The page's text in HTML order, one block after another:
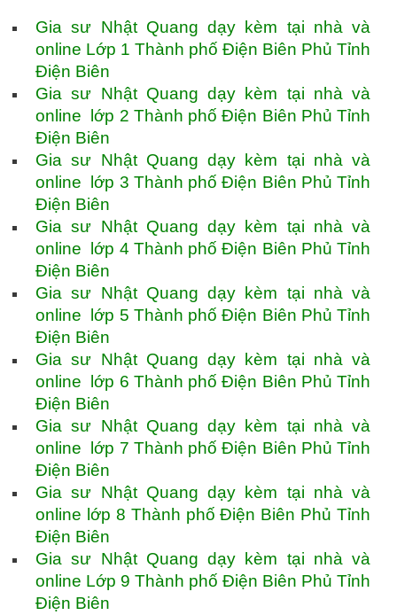
Gia sư Nhật Quang dạy kèm tại nhà và
online Lớp 1 Thành phố Điện Biên Phủ Tỉnh
Điện Biên
Gia sư Nhật Quang dạy kèm tại nhà và
online lớp 2 Thành phố Điện Biên Phủ Tỉnh
Điện Biên
Gia sư Nhật Quang dạy kèm tại nhà và
online lớp 3 Thành phố Điện Biên Phủ Tỉnh
Điện Biên
Gia sư Nhật Quang dạy kèm tại nhà và
online lớp 4 Thành phố Điện Biên Phủ Tỉnh
Điện Biên
Gia sư Nhật Quang dạy kèm tại nhà và
online lớp 5 Thành phố Điện Biên Phủ Tỉnh
Điện Biên
Gia sư Nhật Quang dạy kèm tại nhà và
online lớp 6 Thành phố Điện Biên Phủ Tỉnh
Điện Biên
Gia sư Nhật Quang dạy kèm tại nhà và
online lớp 7 Thành phố Điện Biên Phủ Tỉnh
Điện Biên
Gia sư Nhật Quang dạy kèm tại nhà và
online lớp 8 Thành phố Điện Biên Phủ Tỉnh
Điện Biên
Gia sư Nhật Quang dạy kèm tại nhà và
online Lớp 9 Thành phố Điện Biên Phủ Tỉnh
Điện Biên